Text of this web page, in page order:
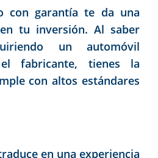
con garantía te da una
tu inversión. Al saber
un automóvil
fabricante, tienes la
con altos estándares
en una experiencia